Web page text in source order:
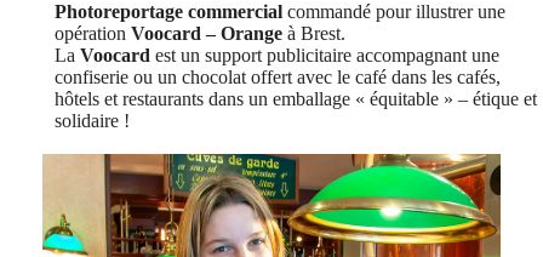
Photoreportage commercialcommandé pour illustrer une
opération Voocard – Orangeà Brest.
La Voocard est un support publicitaire accompagnant une
confiserie ou un chocolat offert avec le café dans les cafés,
hôtels et restaurants dans un emballage « équitable » – étique et
solidaire !